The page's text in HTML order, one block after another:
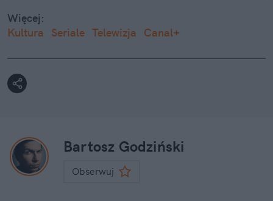
Więcej:
Kultura
Seriale Telewizja Canal+
Bartosz Godziński
Obserwuj